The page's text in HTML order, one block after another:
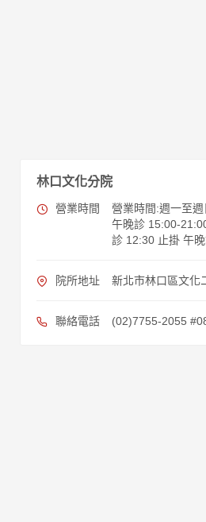
林口文化分院
營業時間
營業時間:週一至
午晚診 15:00-
診 12:30 止掛 午
院所地址 新北市林口區文化
聯絡電話 (02)7755-2055